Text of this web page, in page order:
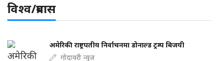
विश्व/प्रबास
अमेरिकी राष्ट्रपतीय निर्वाचनमा डोनाल्ड ट्रम्प बिजयी
गोदावरी न्युज